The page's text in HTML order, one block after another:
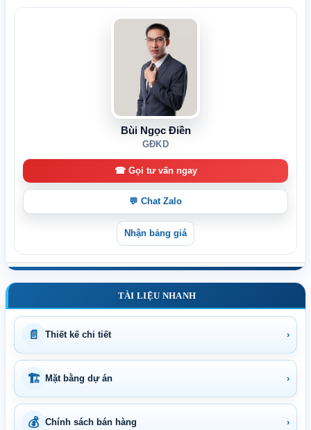
Bùi Ngọc Điền
GĐKD
☎ Gọi tư vấn ngay
💬 Chat Zalo
Nhận bảng giá
TÀI LIỆU NHANH
📄 Thiết kế chi tiết ›
🏗 Mặt bằng dự án ›
💰 Chính sách bán hàng ›